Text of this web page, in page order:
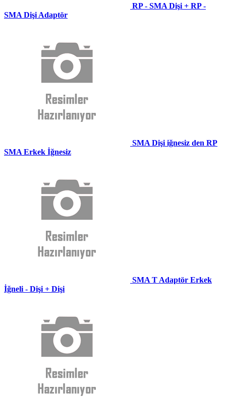
RP - SMA Dişi + RP -
SMA Dişi Adaptör
SMA Dişi iğnesiz den RP
SMA Erkek İğnesiz
SMA T Adaptör Erkek
İğneli - Dişi + Dişi